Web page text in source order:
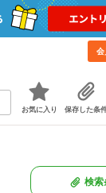
会
お気に入り 保存した条
検索